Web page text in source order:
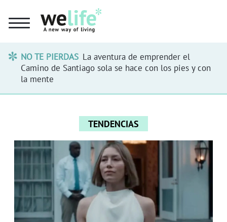
NO TE PIERDAS La aventura de emprender el
Camino de Santiago sola se hace con los pies y con
la mente
TENDENCIAS